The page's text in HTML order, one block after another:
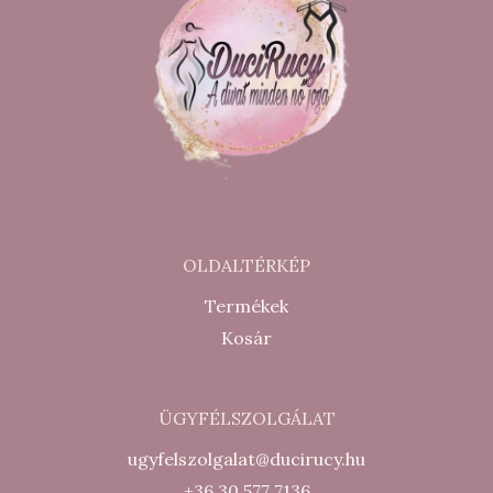
OLDALTÉRKÉP
Termékek
Kosár
ÜGYFÉLSZOLGÁLAT
ugyfelszolgalat@ducirucy.hu